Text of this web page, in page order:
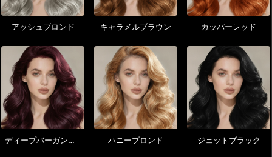
アッシュブロンド キャラメルブラウン カッパーレッド
ディープバーガンディ ハニーブロンド ジェットブラック